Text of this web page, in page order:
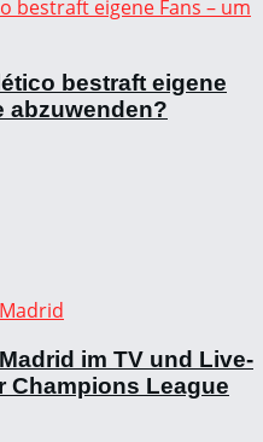
bestraft eigene
abzuwenden?
im TV und Live-
Champions League